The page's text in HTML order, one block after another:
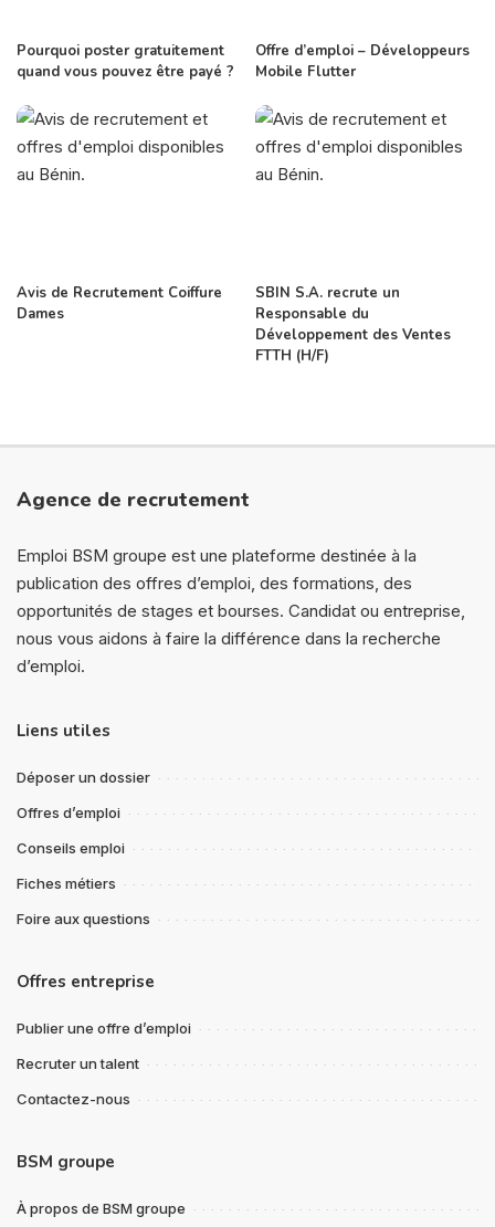
Pourquoi poster gratuitement
quand vous pouvez être payé ?
Offre d’emploi – Développeurs
Mobile Flutter
Avis de Recrutement Coiffure
Dames
SBIN S.A. recrute un
Responsable du
Développement des Ventes
FTTH (H/F)
Agence de recrutement
Emploi BSM groupe est une plateforme destinée à la
publication des offres d’emploi, des formations, des
opportunités de stages et bourses. Candidat ou entreprise,
nous vous aidons à faire la différence dans la recherche
d’emploi.
Liens utiles
Déposer un dossier
Offres d’emploi
Conseils emploi
Fiches métiers
Foire aux questions
Offres entreprise
Publier une offre d’emploi
Recruter un talent
Contactez-nous
BSM groupe
À propos de BSM groupe